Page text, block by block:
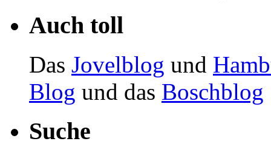
Auch toll
Das Jovelblog und
Blog und das Boschblog
Suche